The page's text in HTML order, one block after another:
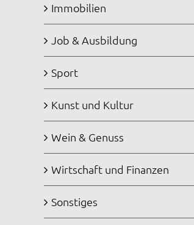
Immobilien
Job & Ausbildung
Sport
Kunst und Kultur
Wein & Genuss
Wirtschaft und Finanzen
Sonstiges